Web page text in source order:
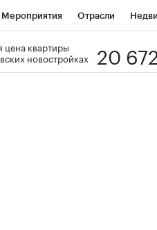
Мероприятия Отрасли
цена квартиры
новостройках
20